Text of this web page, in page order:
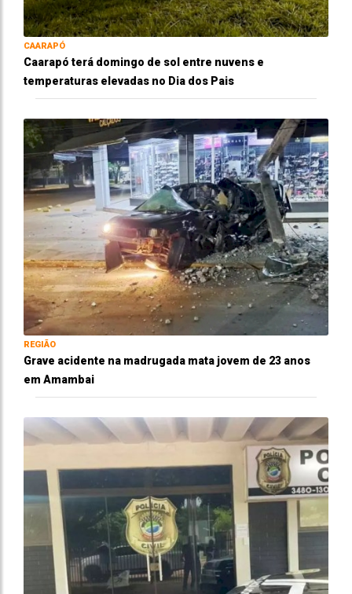
CAARAPÓ
Caarapó terá domingo de sol entre nuvens e
temperaturas elevadas no Dia dos Pais
REGIÃO
Grave acidente na madrugada mata jovem de 23 anos
em Amambai